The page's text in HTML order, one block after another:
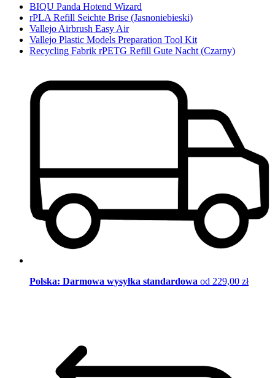
BIQU Panda Hotend Wizard
rPLA Refill Seichte Brise (Jasnoniebieski)
Vallejo Airbrush Easy Air
Vallejo Plastic Models Preparation Tool Kit
Recycling Fabrik rPETG Refill Gute Nacht (Czarny)
Polska: Darmowa wysyłka standardowa od 229,00 zł